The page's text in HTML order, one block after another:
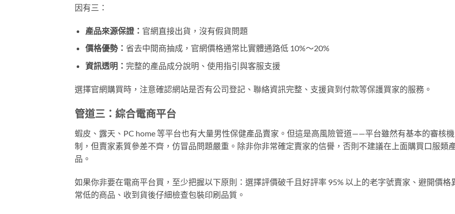
因有三：
產品來源保證： 官網直接出貨，沒有假貨問題
價格優勢： 省去中間商抽成，官網價格通常比實體通路低 10%～20%
資訊透明： 完整的產品成分說明、使用指引與客服支援
選擇官網購買時，注意確認網站是否有公司登記、聯絡資訊完整、支援貨到付款等保護買家的服務。
管道三：綜合電商平台
蝦皮、露天、PC home 等平台也有大量男性保健產品賣家。但這是高風險管道——平台雖然有基本的審核機
制，但賣家素質參差不齊，仿冒品問題嚴重。除非你非常確定賣家的信譽，否則不建議在上面購買口服類
品。
如果你非要在電商平台買，至少把握以下原則：選擇評價破千且好評率 95% 以上的老字號賣家、避開價格
常低的商品、收到貨後仔細檢查包裝印刷品質。